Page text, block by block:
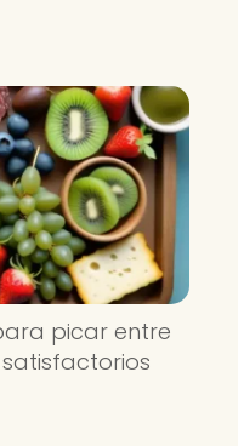
picar entre